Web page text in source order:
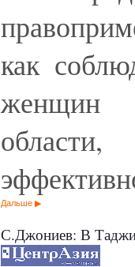
как
женщин
Дальше
С.Джониев: В